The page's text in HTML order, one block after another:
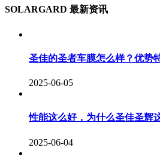
SOLARGARD 最新资讯
圣佳的圣者车膜怎么样？优势
2025-06-05
性能这么好，为什么圣佳圣辉
2025-06-04